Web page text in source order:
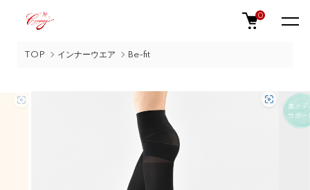
0
TOP インナーウエア Be-fit